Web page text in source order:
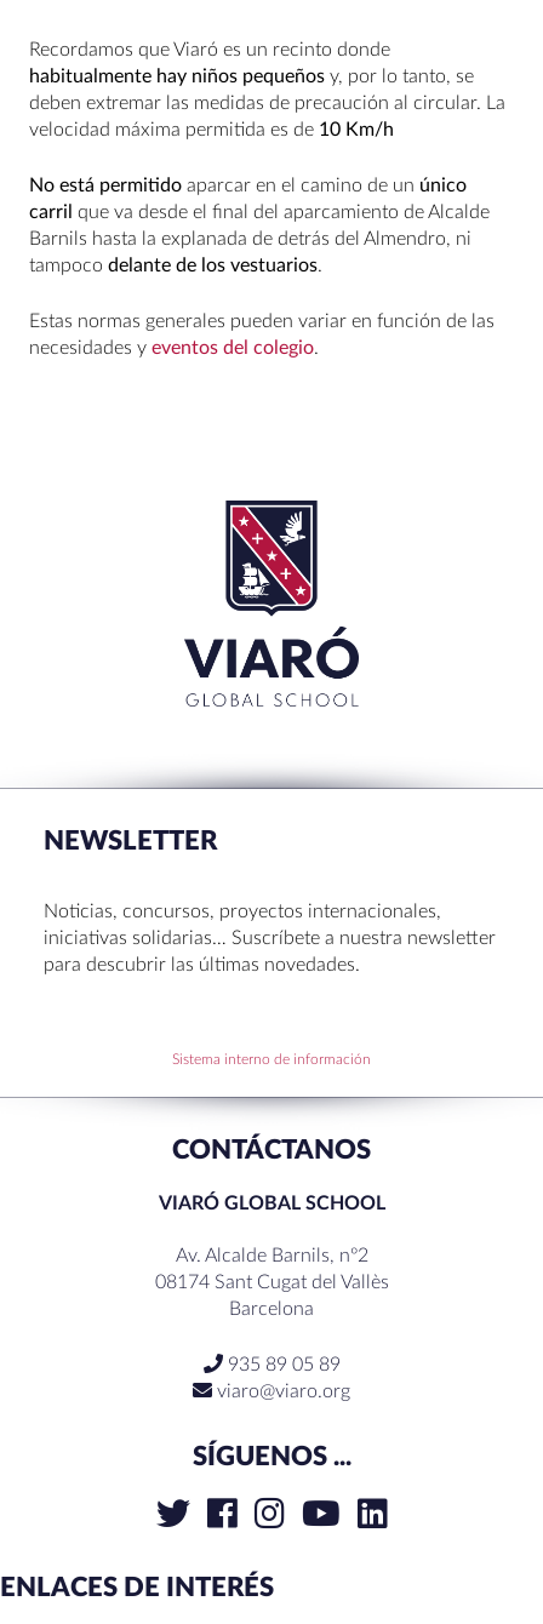
Recordamos que Viaró es un recinto donde
habitualmente hay niños pequeños y, por lo tanto, se
deben extremar las medidas de precaución al circular. La
velocidad máxima permitida es de 10 Km/h
No está permitido aparcar en el camino de un único
carril que va desde el final del aparcamiento de Alcalde
Barnils hasta la explanada de detrás del Almendro, ni
tampoco delante de los vestuarios.
Estas normas generales pueden variar en función de las
necesidades y eventos del colegio.
NEWSLETTER
Noticias, concursos, proyectos internacionales,
iniciativas solidarias… Suscríbete a nuestra newsletter
para descubrir las últimas novedades.
Sistema interno de información
CONTÁCTANOS
VIARÓ GLOBAL SCHOOL
Av. Alcalde Barnils, nº2
08174 Sant Cugat del Vallès
Barcelona
935 89 05 89
viaro@viaro.org
SÍGUENOS ...
ENLACES DE INTERÉS